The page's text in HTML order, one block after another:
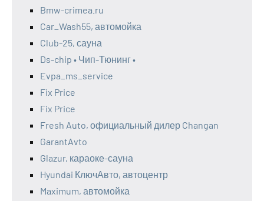
Bmw-crimea.ru
Car_Wash55, автомойка
Club-25, сауна
Ds-chip • Чип-Тюнинг •
Evpa_ms_service
Fix Price
Fix Price
Fresh Auto, официальный дилер Changan
GarantAvto
Glazur, караоке-сауна
Hyundai КлючАвто, автоцентр
Maximum, автомойка